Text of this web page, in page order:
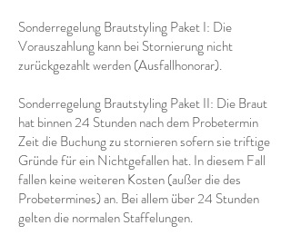
Sonderregelung Brautstyling Paket I: Die
Vorauszahlung kann bei Stornierung nicht
zurückgezahlt werden (Ausfallhonorar).
Sonderregelung Brautstyling Paket II: Die Braut
hat binnen 24 Stunden nach dem Probetermin
Zeit die Buchung zu stornieren sofern sie triftige
Gründe für ein Nichtgefallen hat. In diesem Fall
fallen keine weiteren Kosten (außer die des
Probetermines) an. Bei allem über 24 Stunden
gelten die normalen Staffelungen.